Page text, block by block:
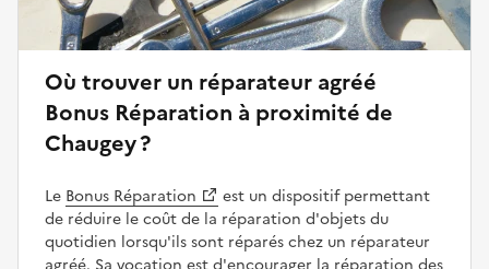
Où trouver un réparateur agréé
Bonus Réparation à proximité de
Chaugey ?
Le Bonus Réparation
est un dispositif permettant
de réduire le coût de la réparation d'objets du
quotidien lorsqu'ils sont réparés chez un réparateur